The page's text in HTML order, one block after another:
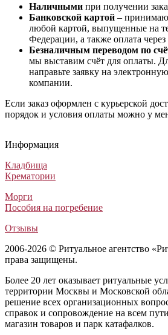
Наличными при получении
Банковской картой –
любой картой, выпущенные на
Федерации, а также оплата
Безналичным переводом по
мы выставим счёт для оплаты.
направьте заявку на
компании.
Если заказ оформлен с курьерской
порядок и условия оплаты можно у
Венки из живых цветов
Венки из искусственных цветов
Венки из искусственных цветов
Венки из искусственных цветов
Информация
Кладбища
Крематории
Морги
Пособия на погребение
Отзывы
2006-2026 © Ритуальное агентство
права защищены.
Более 20 лет оказывает ритуальные
территории Москвы и Московской
решение всех организационных
справок и сопровождение на всем
магазин товаров и парк катафалков.